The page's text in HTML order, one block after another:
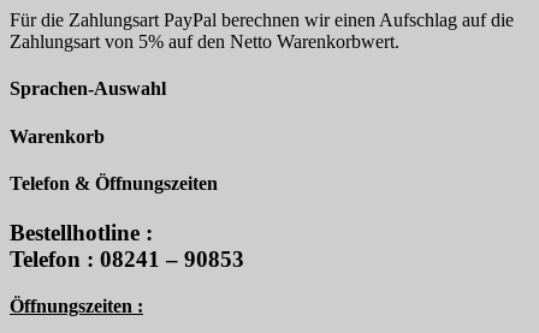
Für die Zahlungsart PayPal berechnen wir einen Aufschlag auf die
Zahlungsart von 5% auf den Netto Warenkorbwert.
Sprachen-Auswahl
Warenkorb
Telefon & Öffnungszeiten
Bestellhotline :
Telefon : 08241 – 90853
Öffnungszeiten :